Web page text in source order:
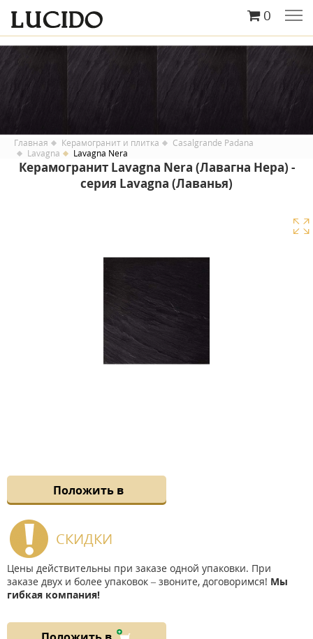
0
Главная Керамогранит и плитка
Casalgrande Padana
Lavagna
Lavagna Nera
Керамогранит Lavagna Nera (Лавагна Нера) -
серия Lavagna (Лаванья)
Положить в
СКИДКИ
Цены действительны при заказе одной упаковки. При
заказе двух и более упаковок – звоните, договоримся! Мы
гибкая компания!